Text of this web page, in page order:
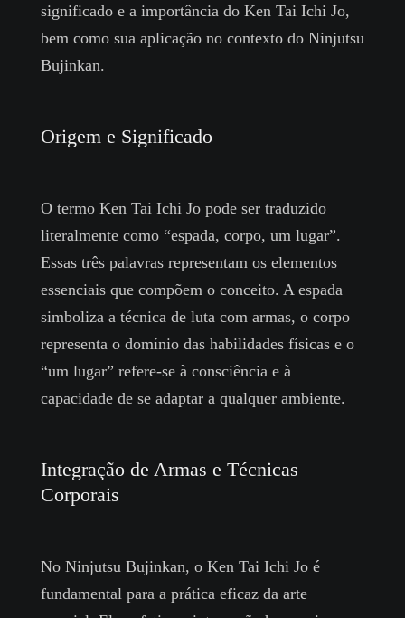
significado e a importância do Ken Tai Ichi Jo,
bem como sua aplicação no contexto do Ninjutsu
Bujinkan.
Origem e Significado
O termo Ken Tai Ichi Jo pode ser traduzido
literalmente como “espada, corpo, um lugar”.
Essas três palavras representam os elementos
essenciais que compõem o conceito. A espada
simboliza a técnica de luta com armas, o corpo
representa o domínio das habilidades físicas e o
“um lugar” refere-se à consciência e à
capacidade de se adaptar a qualquer ambiente.
Integração de Armas e Técnicas
Corporais
No Ninjutsu Bujinkan, o Ken Tai Ichi Jo é
fundamental para a prática eficaz da arte